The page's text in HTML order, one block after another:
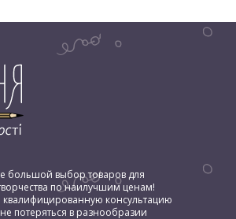
большой выбор товаров для
по наилучшим ценам!
квалифицированную консультацию
потеряться в разнообразии